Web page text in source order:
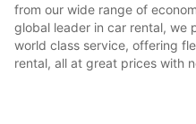
from our wide range of
global leader in car rental, we
world class service, offering
rental, all at great prices with